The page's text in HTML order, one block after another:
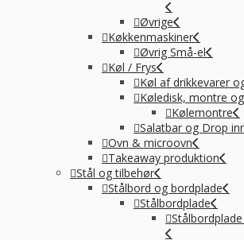
Øvrige
Køkkenmaskiner
Øvrig Små-el
Køl / Frys
Køl af drikkevarer
Køledisk, montre
Kølemontre
Salatbar og Drop
Ovn & microovn
Takeaway produktion
Stål og tilbehør
Stålbord og bordplade
Stålbordplade